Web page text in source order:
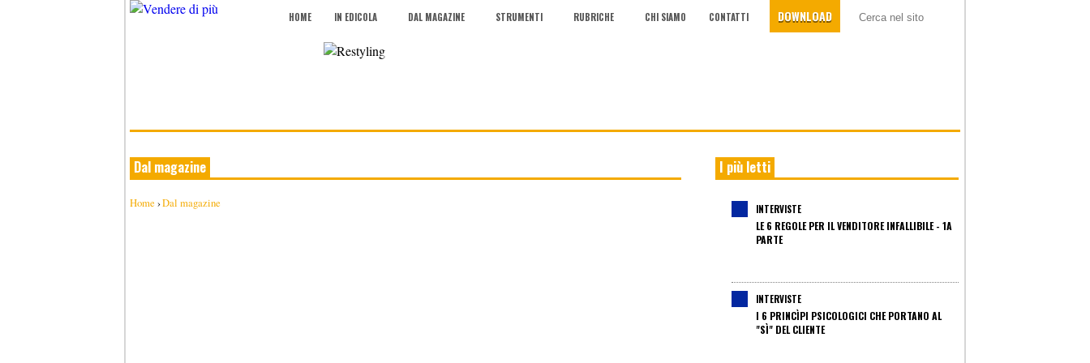
HOME IN EDICOLA DAL MAGAZINE STRUMENTI RUBRICHE CHI SIAMO CONTATTI DOWNLOAD
Dal magazine
Home ›Dal magazine
I più letti
INTERVISTE
LE 6 REGOLE PER IL VENDITORE INFALLIBILE - 1A
PARTE
INTERVISTE
I 6 PRINCÌPI PSICOLOGICI CHE PORTANO AL
"SÌ" DEL CLIENTE